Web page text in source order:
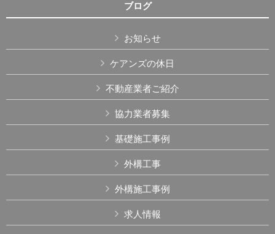
ブログ
お知らせ
ケアンズの休日
不動産業者ご紹介
協力業者募集
基礎施工事例
外構工事
外構施工事例
求人情報